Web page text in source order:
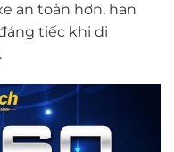
an toàn hơn, han
tiếc khi di